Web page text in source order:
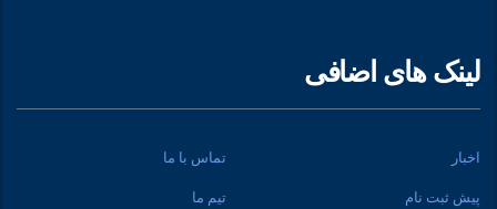
لینک های اضافی
اخبار تماس با ما
پیش ثبت نام تیم ما